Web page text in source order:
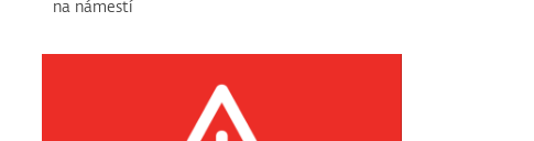
na námestí